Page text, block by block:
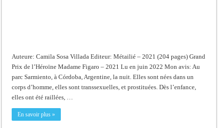
Auteure: Camila Sosa Villada Editeur: Métailié – 2021 (204 pages) Grand
Prix de l’Héroïne Madame Figaro – 2021 Lu en juin 2022 Mon avis: Au
parc Sarmiento, à Córdoba, Argentine, la nuit. Elles sont nées dans un
corps d’homme, elles sont transsexuelles, et prostituées. Dès l’enfance,
elles ont été raillées, …
En savoir plus »